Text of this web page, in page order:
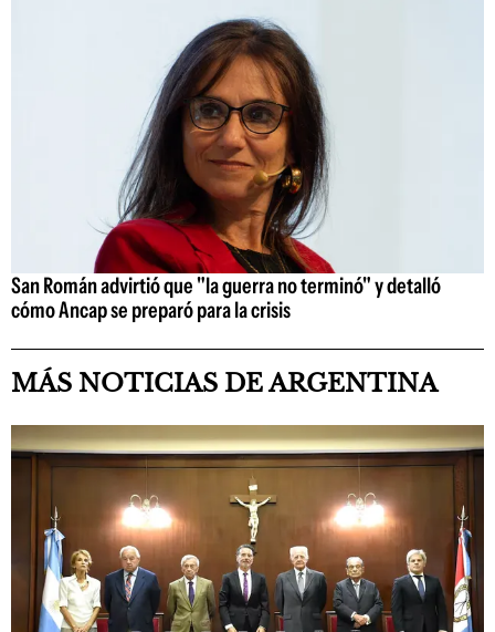
San Román advirtió que "la guerra no terminó" y detalló
cómo Ancap se preparó para la crisis
MÁS NOTICIAS DE ARGENTINA